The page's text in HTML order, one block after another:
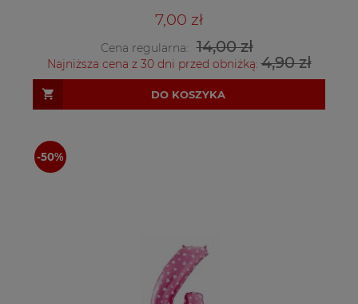
7,00 zł
Cena regularna: 14,00 zł
Najniższa cena z 30 dni przed obniżką:4,90 zł
DO KOSZYKA